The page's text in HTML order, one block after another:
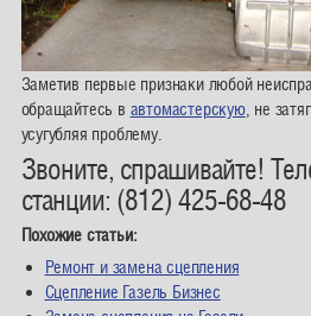
Заметив первые признаки любой
обращайтесь в автомастерскую, не
усугубляя проблему.
Звоните, спрашивайте!
станции: (812) 425-68-48
Похожие статьи:
Ремонт и замена сцепления
Сцепление Газель Бизнес